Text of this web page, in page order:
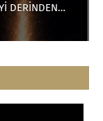
DERİNDEN